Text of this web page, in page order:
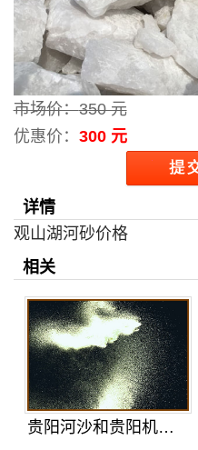
市场价：350 元
优惠价： 300 元
详情
观山湖河砂价格
相关
贵阳河沙和贵阳机制沙的特点